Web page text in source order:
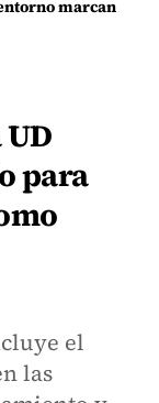
de La Caleta de Famara
para
el
las